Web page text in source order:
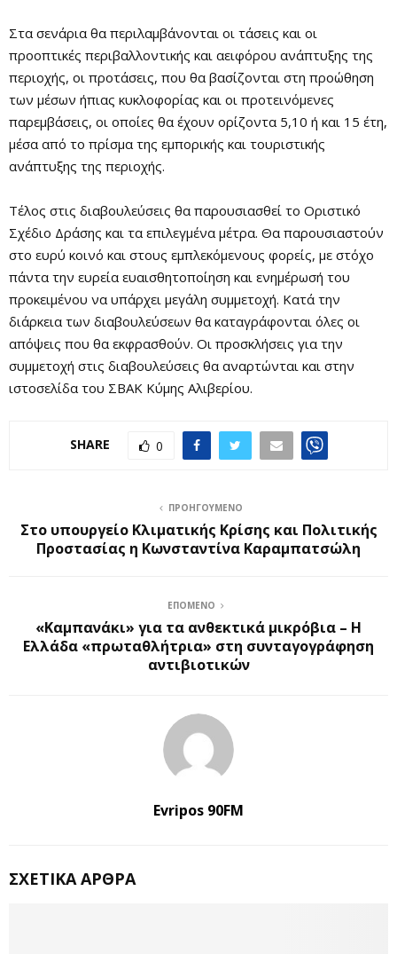
Στα σενάρια θα περιλαμβάνονται οι τάσεις και οι
προοπτικές περιβαλλοντικής και αειφόρου ανάπτυξης της
περιοχής, οι προτάσεις, που θα βασίζονται στη προώθηση
των μέσων ήπιας κυκλοφορίας και οι προτεινόμενες
παρεμβάσεις, οι οποίες θα έχουν ορίζοντα 5,10 ή και 15 έτη,
μέσα από το πρίσμα της εμπορικής και τουριστικής
ανάπτυξης της περιοχής.
Τέλος στις διαβουλεύσεις θα παρουσιασθεί το Οριστικό
Σχέδιο Δράσης και τα επιλεγμένα μέτρα. Θα παρουσιαστούν
στο ευρύ κοινό και στους εμπλεκόμενους φορείς, με στόχο
πάντα την ευρεία ευαισθητοποίηση και ενημέρωσή του
προκειμένου να υπάρχει μεγάλη συμμετοχή. Κατά την
διάρκεια των διαβουλεύσεων θα καταγράφονται όλες οι
απόψεις που θα εκφρασθούν. Οι προσκλήσεις για την
συμμετοχή στις διαβουλεύσεις θα αναρτώνται και στην
ιστοσελίδα του ΣΒΑΚ Κύμης Αλιβερίου.
SHARE 0
ΠΡΟΗΓΟΎΜΕΝΟ
Στο υπουργείο Κλιματικής Κρίσης και Πολιτικής
Προστασίας η Κωνσταντίνα Καραμπατσώλη
ΕΠΌΜΕΝΟ
«Καμπανάκι» για τα ανθεκτικά μικρόβια – H
Ελλάδα «πρωταθλήτρια» στη συνταγογράφηση
αντιβιοτικών
Evripos 90FM
ΣΧΕΤΙΚΆ ΆΡΘΡΑ